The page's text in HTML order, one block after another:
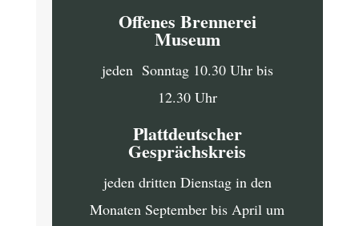
Offenes Brennerei
Museum
jeden Sonntag 10.30 Uhr bis
12.30 Uhr
Plattdeutscher
Gesprächskreis
jeden dritten Dienstag in den
Monaten September bis April um